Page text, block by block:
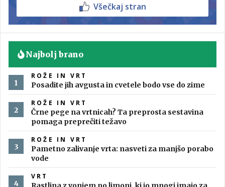
Všečkaj stran
Najbolj brano
ROŽE IN VRT
Posadite jih avgusta in cvetele bodo vse do zime
ROŽE IN VRT
Črne pege na vrtnicah? Ta preprosta sestavina
pomaga preprečiti težavo
ROŽE IN VRT
Pametno zalivanje vrta: nasveti za manjšo porabo
vode
VRT